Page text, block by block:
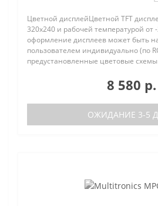
Цветной дисплейЦветной TFT
320х240 и рабочей температурой от
оформление дисплеев может быть
пользователем индивидуально (по
предустановленные цветовые
8 580 р.
ОЖИДАНИЕ 3-5